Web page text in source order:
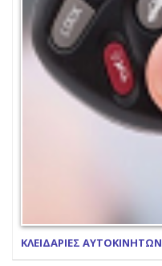
ΚΛΕΙΔΑΡΙΕΣ ΑΥΤΟΚΙΝΗΤΩΝ